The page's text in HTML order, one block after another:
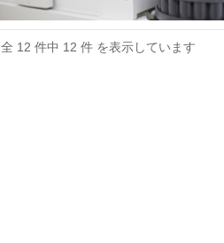
全 12 件中 12 件 を表示しています